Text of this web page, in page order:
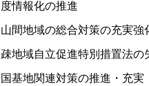
情報化の推進
間地域の総合対策の充実強
地域自立促進特別措置法の
基地関連対策の推進・充実